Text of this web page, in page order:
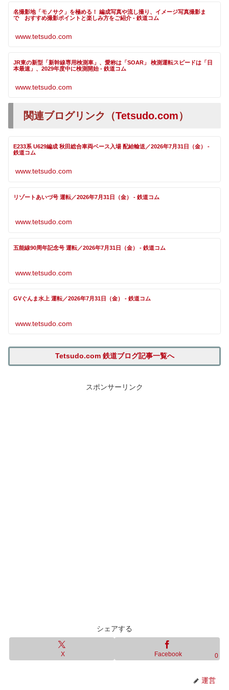
名撮影地「モノサク」を極める！ 編成写真や流し撮り、イメージ写真撮影ま
で おすすめ撮影ポイントと楽しみ方をご紹介 - 鉄道コム
www.tetsudo.com
JR東の新型「新幹線専用検測車」、愛称は「SOAR」 検測運転スピードは「日
本最速」、2029年度中に検測開始 - 鉄道コム
www.tetsudo.com
関連ブログリンク（Tetsudo.com）
E233系 U629編成 秋田総合車両ベース入場 配給輸送／2026年7月31日（金） -
鉄道コム
www.tetsudo.com
リゾートあいづ号 運転／2026年7月31日（金） - 鉄道コム
www.tetsudo.com
五能線90周年記念号 運転／2026年7月31日（金） - 鉄道コム
www.tetsudo.com
GVぐんま水上 運転／2026年7月31日（金） - 鉄道コム
www.tetsudo.com
Tetsudo.com 鉄道ブログ記事一覧へ
スポンサーリンク
シェアする
X Facebook 0
運営